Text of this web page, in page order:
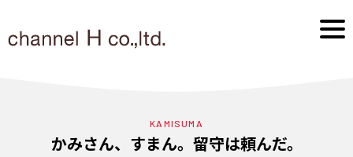
KAMISUMA
かみさん、すまん。留守は頼んだ。